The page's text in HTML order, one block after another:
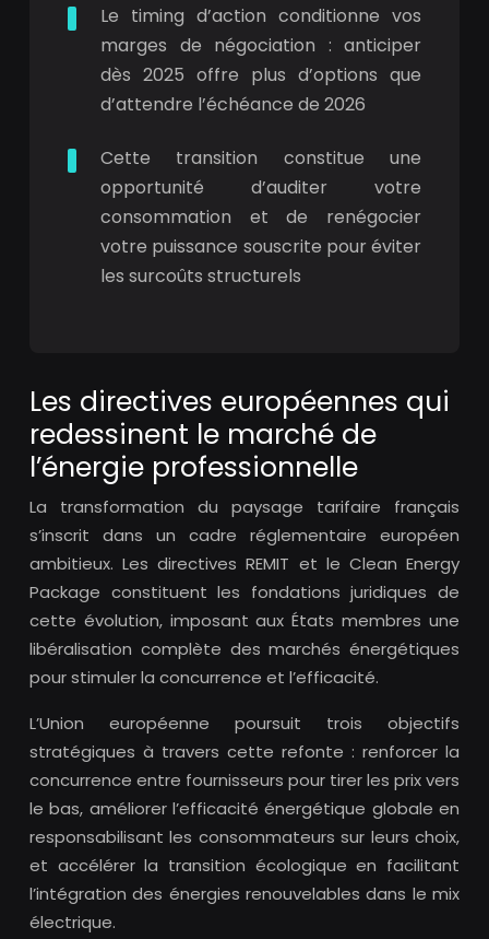
Le timing d’action conditionne vos
marges de négociation : anticiper
dès 2025 offre plus d’options que
d’attendre l’échéance de 2026
Cette transition constitue une
opportunité d’auditer votre
consommation et de renégocier
votre puissance souscrite pour éviter
les surcoûts structurels
Les directives européennes qui
redessinent le marché de
l’énergie professionnelle
La transformation du paysage tarifaire français
s’inscrit dans un cadre réglementaire européen
ambitieux. Les directives REMIT et le Clean Energy
Package constituent les fondations juridiques de
cette évolution, imposant aux États membres une
libéralisation complète des marchés énergétiques
pour stimuler la concurrence et l’efficacité.
L’Union européenne poursuit trois objectifs
stratégiques à travers cette refonte : renforcer la
concurrence entre fournisseurs pour tirer les prix vers
le bas, améliorer l’efficacité énergétique globale en
responsabilisant les consommateurs sur leurs choix,
et accélérer la transition écologique en facilitant
l’intégration des énergies renouvelables dans le mix
électrique.